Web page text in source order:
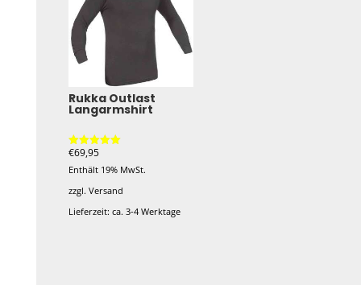
Varianten
auf.
Die
Optionen
können
auf
der
Produktseite
gewählt
werden
Rukka Outlast
Langarmshirt
Bewertet mit
von 5
€69,95
Enthält 19% MwSt.
zzgl.Versand
Lieferzeit: ca. 3-4 Werktage